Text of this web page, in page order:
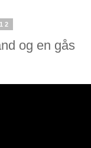
og en gås